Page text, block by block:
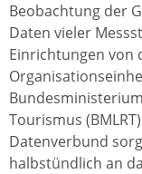
Beobachtung der
Daten vieler
Einrichtungen von
Tourismus
Datenverbund
halbstündlich an